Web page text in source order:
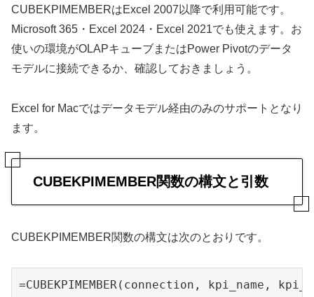
CUBEKPIMEMBERはExcel 2007以降で利用可能です。
Microsoft 365・Excel 2024・Excel 2021でも使えます。お
使いの環境がOLAPキューブまたはPower Pivotのデータ
モデルに接続できるか、確認しておきましょう。
Excel for Macではデータモデル経由のみのサポートとなり
ます。
CUBEKPIMEMBER関数の構文と引数
CUBEKPIMEMBER関数の構文は次のとおりです。
=CUBEKPIMEMBER(connection, kpi_name,